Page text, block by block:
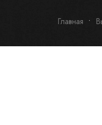
Главная